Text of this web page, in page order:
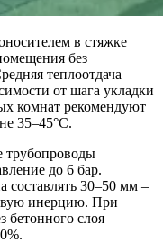
в стяжке
без
теплоотдача
от шага укладки
комнат рекомендуют
35–45°C.
до 6 бар.
30–50 мм –
инерцию. При
бетонного слоя